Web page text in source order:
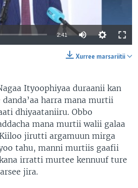
2:41
Xurree marsariitii
Ityoophiyaa duraanii kan
harra mana murtii
dhiyaataniiru. Obbo
mana murtii walii galaa
jirutti argamuun mirga
tahu, manni murtiis gaafii
irratti murtee kennuuf ture
jira.